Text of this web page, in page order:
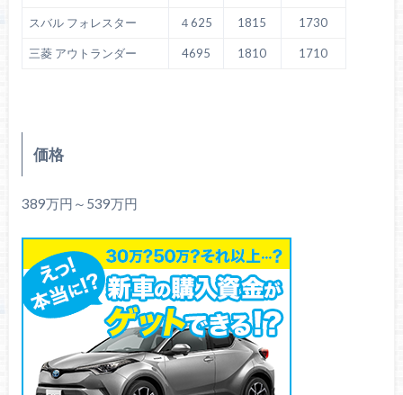
スバル フォレスター ４625 1815 1730
三菱 アウトランダー 4695 1810 1710
価格
389万円～539万円